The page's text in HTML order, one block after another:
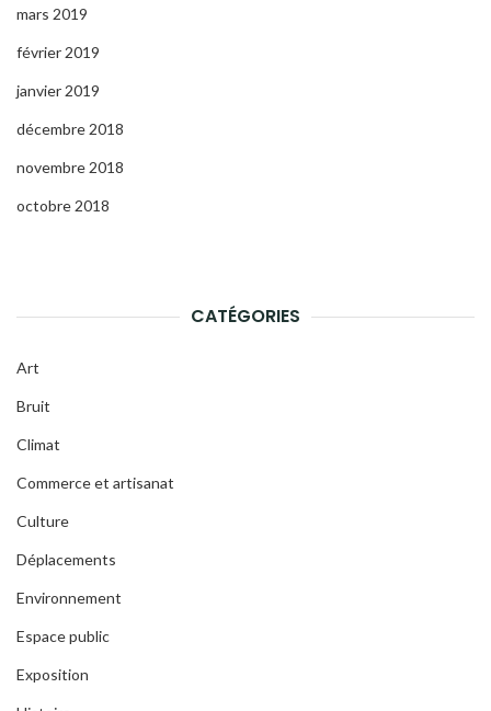
mars 2019
février 2019
janvier 2019
décembre 2018
novembre 2018
octobre 2018
CATÉGORIES
Art
Bruit
Climat
Commerce et artisanat
Culture
Déplacements
Environnement
Espace public
Exposition